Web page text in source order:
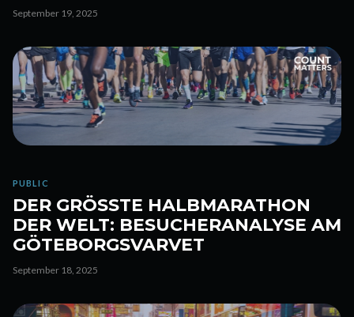
September 19, 2025
PUBLIC
DER GRÖSSTE HALBMARATHON D
ER WELT: BESUCHERANALYSE AM G
ÖTEBORGSVARVET
September 18, 2025